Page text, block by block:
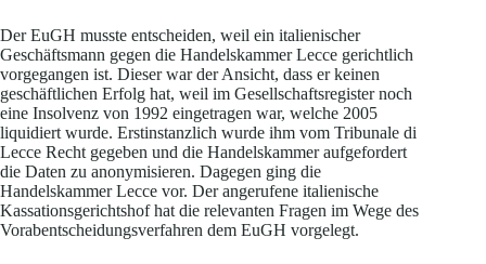
Der EuGH musste entscheiden, weil ein italienischer
Geschäftsmann gegen die Handelskammer Lecce gerichtlich
vorgegangen ist. Dieser war der Ansicht, dass er keinen
geschäftlichen Erfolg hat, weil im Gesellschaftsregister noch
eine Insolvenz von 1992 eingetragen war, welche 2005
liquidiert wurde. Erstinstanzlich wurde ihm vom Tribunale di
Lecce Recht gegeben und die Handelskammer aufgefordert
die Daten zu anonymisieren. Dagegen ging die
Handelskammer Lecce vor. Der angerufene italienische
Kassationsgerichtshof hat die relevanten Fragen im Wege des
Vorabentscheidungsverfahren dem EuGH vorgelegt.